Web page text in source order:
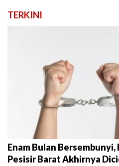
TERKINI
Enam Bulan
Pesisir Barat Akhirnya